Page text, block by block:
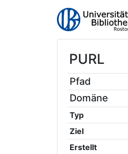
PURL
Pfad
Domäne
Typ
Ziel
Erstellt